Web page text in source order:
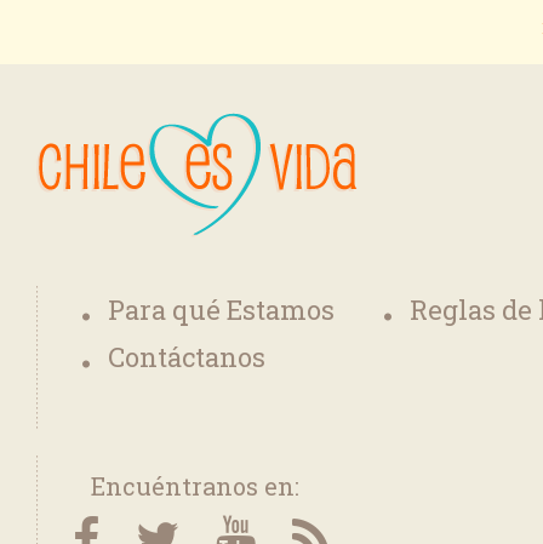
Para qué Estamos
Reglas
Contáctanos
Encuéntranos en: